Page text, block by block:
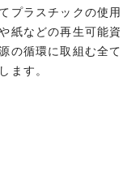
プラスチックの使用
紙などの再生可能資
の循環に取組む全て
ます。